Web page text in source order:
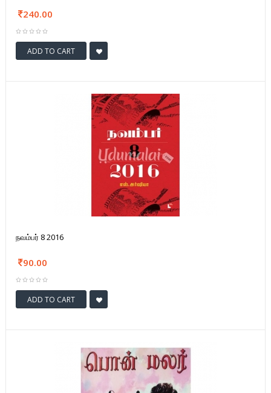
240.00
ADD TO CART
நவம்பர் 8 2016
90.00
ADD TO CART